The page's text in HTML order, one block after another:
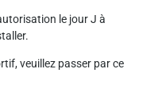
le jour J à
veuillez passer par ce